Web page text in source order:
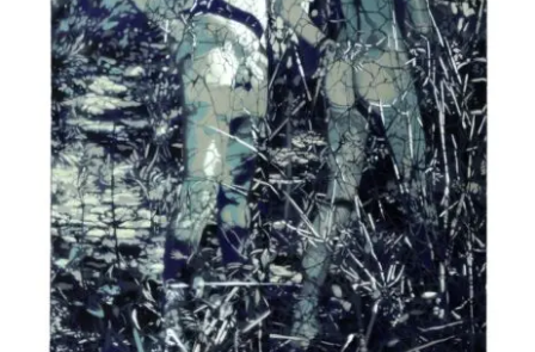
Jean-Pierre Le Boul’ch – Thierry – Je me
souviens de mon corps d’enfant inquiet